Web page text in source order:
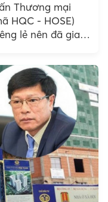
Thương mại
HQC - HOSE)
lẻ nên đã gia